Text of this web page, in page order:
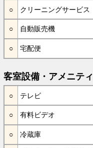
クリーニングサービス
自動販売機
宅配便
客室設備・アメニティ
テレビ
有料ビデオ
冷蔵庫